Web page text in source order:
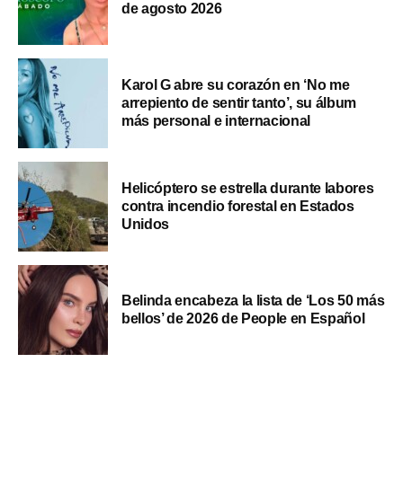
de agosto 2026
Karol G abre su corazón en ‘No me
arrepiento de sentir tanto’, su álbum
más personal e internacional
Helicóptero se estrella durante labores
contra incendio forestal en Estados
Unidos
Belinda encabeza la lista de ‘Los 50 más
bellos’ de 2026 de People en Español